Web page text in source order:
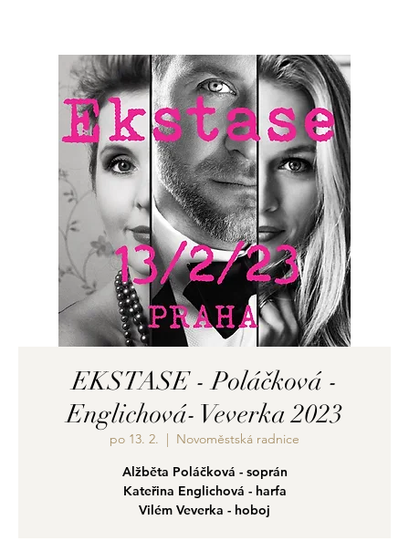
EKSTASE - Poláčková -
Englichová- Veverka 2023
po 13. 2.
  |
Novoměstská radnice
Alžběta Poláčková - soprán
Kateřina Englichová - harfa
Vilém Veverka - hoboj